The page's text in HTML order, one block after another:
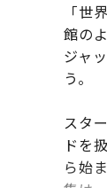
「世
館の
ジャ
う。
スタ
ドを
ら始